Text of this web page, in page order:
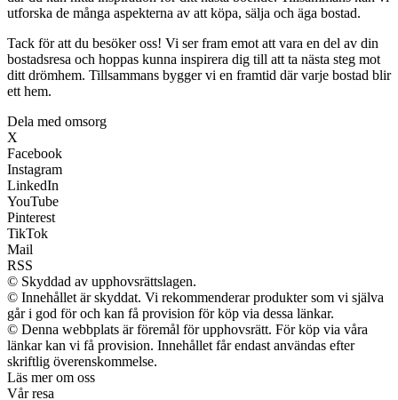
utforska de många aspekterna av att köpa, sälja och äga bostad.
Tack för att du besöker oss! Vi ser fram emot att vara en del av din
bostadsresa och hoppas kunna inspirera dig till att ta nästa steg mot
ditt drömhem. Tillsammans bygger vi en framtid där varje bostad blir
ett hem.
Dela med omsorg
X
Facebook
Instagram
LinkedIn
YouTube
Pinterest
TikTok
Mail
RSS
© Skyddad av upphovsrättslagen.
© Innehållet är skyddat. Vi rekommenderar produkter som vi själva
går i god för och kan få provision för köp via dessa länkar.
© Denna webbplats är föremål för upphovsrätt. För köp via våra
länkar kan vi få provision. Innehållet får endast användas efter
skriftlig överenskommelse.
Läs mer om oss
Vår resa